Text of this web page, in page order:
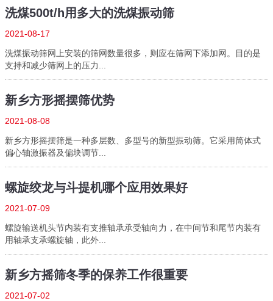
洗煤500t/h用多大的洗煤振动筛
2021-08-17
洗煤振动筛网上安装的筛网数量很多，则应在筛网下添加网。目的是
支持和减少筛网上的压力...
新乡方形摇摆筛优势
2021-08-08
新乡方形摇摆筛是一种多层数、多型号的新型振动筛。它采用筒体式
偏心轴激振器及偏块调节...
螺旋绞龙与斗提机哪个应用效果好
2021-07-09
螺旋输送机头节内装有支推轴承承受轴向力，在中间节和尾节内装有
用轴承支承螺旋轴，此外...
新乡方摇筛冬季的保养工作很重要
2021-07-02